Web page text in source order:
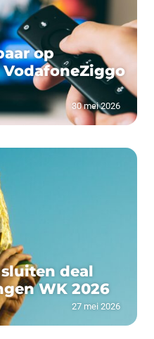
op
30 mei 2026
sluiten deal
WK 2026
27 mei 2026